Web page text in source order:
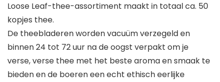
Loose Leaf-thee-assortiment maakt in totaal ca. 50
kopjes thee.
De theebladeren worden vacuüm verzegeld en
binnen 24 tot 72 uur na de oogst verpakt om je
verse, verse thee met het beste aroma en smaak te
bieden en de boeren een echt ethisch eerlijke